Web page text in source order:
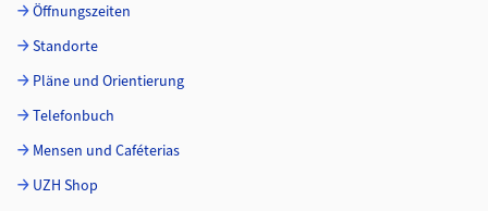
Öffnungszeiten
Standorte
Pläne und Orientierung
Telefonbuch
Mensen und Caféterias
UZH Shop